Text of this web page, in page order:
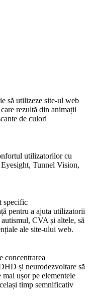
să utilizeze site-ul web
rezultă din animații
de culori
utilizatorilor cu
Tunnel Vision,
specific
pentru a ajuta utilizatorii
CVA și altele, să
ale site-ului web.
concentrarea
și neurodezvoltare să
mai ușor pe elementele
timp semnificativ